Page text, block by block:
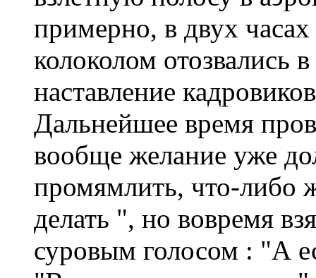
примерно, в двух
колоколом отозвались
наставление
Дальнейшее время
вообще желание уже
промямлить, что-либо
делать ", но вовремя
суровым голосом : "А